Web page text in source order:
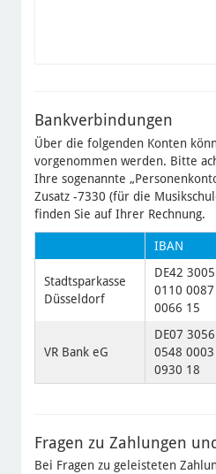
Rhein
Bankverbindungen
Über die folgenden Konten
vorgenommen werden. Bitte
Ihre sogenannte
Zusatz -7330 (für die
finden Sie auf Ihrer Rechnung.
IBAN
Stadtsparkasse
Düsseldorf
DE42 3005
0110 0087
0066 15
VR Bank eG
DE07 3056
0548 0003
0930 18
Fragen zu Zahlungen
Bei Fragen zu geleisteten